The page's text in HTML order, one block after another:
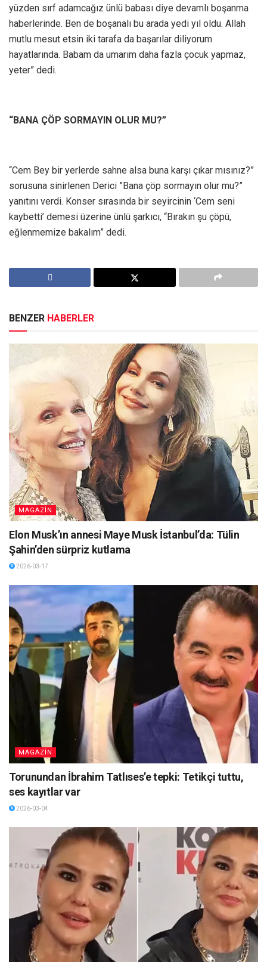
yüzden sırf adamcağız ünlü babası diye devamlı boşanma
haberlerinde. Ben de boşanalı bu arada yedi yıl oldu. Allah
mutlu mesut etsin iki tarafa da başarılar diliyorum
hayatlarında. Babam da umarım daha fazla çocuk yapmaz,
yeter” dedi.
“BANA ÇÖP SORMAYIN OLUR MU?”
“Cem Bey bir yerlerde sahne alsa buna karşı çıkar mısınız?”
sorusuna sinirlenen Derici ”Bana çöp sormayın olur mu?”
yanıtını verdi. Konser sırasında bir seyircinin ‘Cem seni
kaybetti’ demesi üzerine ünlü şarkıcı, “Bırakın şu çöpü,
eğlenmemize bakalım” dedi.
BENZER HABERLER
MAGAZİN
Elon Musk’ın annesi Maye Musk İstanbul’da: Tülin
Şahin’den sürpriz kutlama
2026-03-17
MAGAZİN
Torunundan İbrahim Tatlıses’e tepki: Tetikçi tuttu,
ses kayıtlar var
2026-03-04